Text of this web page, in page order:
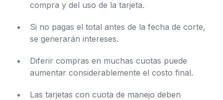
compra y del uso de la tarjeta.
Si no pagas el total antes de la fecha de corte,
se generarán intereses.
Diferir compras en muchas cuotas puede
aumentar considerablemente el costo final.
Las tarjetas con cuota de manejo deben